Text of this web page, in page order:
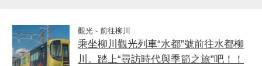
觀光 - 前往柳川
乘坐柳川觀光列車“水都”號前往水都柳
川。踏上“尋訪時代與季節之旅”吧！！